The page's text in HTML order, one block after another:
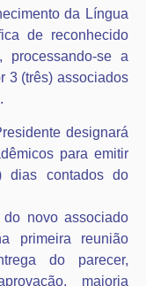
da Língua
de reconhecido
processando-se a
3 (três) associados
designará
para emitir
dias contados do
novo associado
primeira reunião
do parecer,
maioria